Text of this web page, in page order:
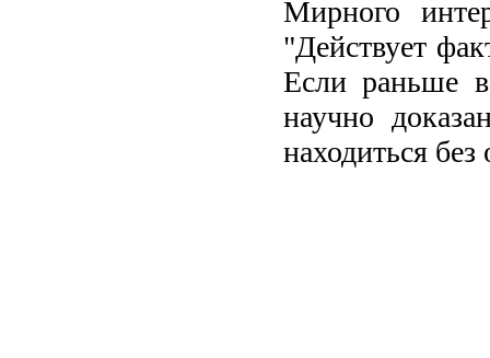
Мирного
"Действует
Если раньше
научно
находиться без